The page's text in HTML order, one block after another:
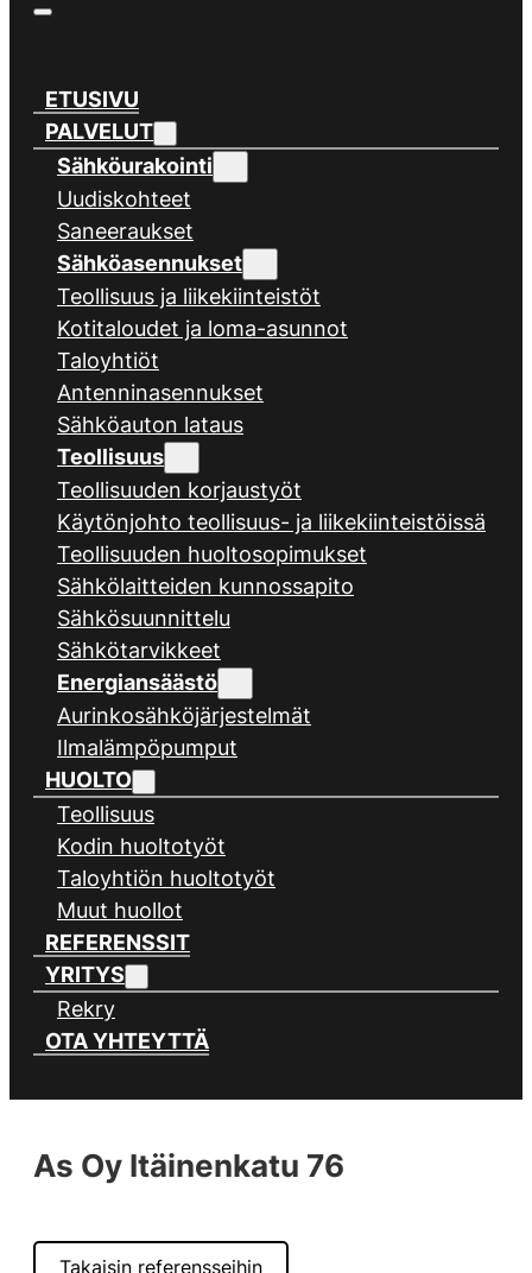
ETUSIVU
PALVELUT
Sähköurakointi
Uudiskohteet
Saneeraukset
Sähköasennukset
Teollisuus ja liikekiinteistöt
Kotitaloudet ja loma-asunnot
Taloyhtiöt
Antenninasennukset
Sähköauton lataus
Teollisuus
Teollisuuden korjaustyöt
Käytönjohto teollisuus- ja liikekiinteistöissä
Teollisuuden huoltosopimukset
Sähkölaitteiden kunnossapito
Sähkösuunnittelu
Sähkötarvikkeet
Energiansäästö
Aurinkosähköjärjestelmät
Ilmalämpöpumput
HUOLTO
Teollisuus
Kodin huoltotyöt
Taloyhtiön huoltotyöt
Muut huollot
REFERENSSIT
YRITYS
Rekry
OTA YHTEYTTÄ
As Oy Itäinenkatu 76
Takaisin referensseihin